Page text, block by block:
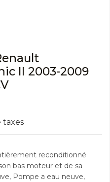
II 2003-2009
taxes
reconditionné
bas moteur et de sa
Pompe a eau neuve,